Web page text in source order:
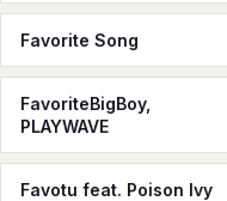
Favorite Song
FavoriteBigBoy,
PLAYWAVE
Favotu feat. Poison Ivy